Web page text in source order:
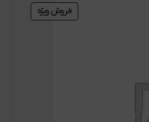
فروش ویژه